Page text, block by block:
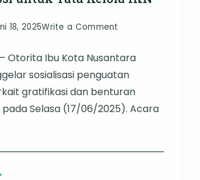
18, 2025Write a Comment
Bersama
KPK
Gelar
Sosialisasi
untuk
– Otorita Ibu Kota Nusantara
sosialisasi penguatan
gratifikasi dan benturan
Selasa (17/06/2025). Acara